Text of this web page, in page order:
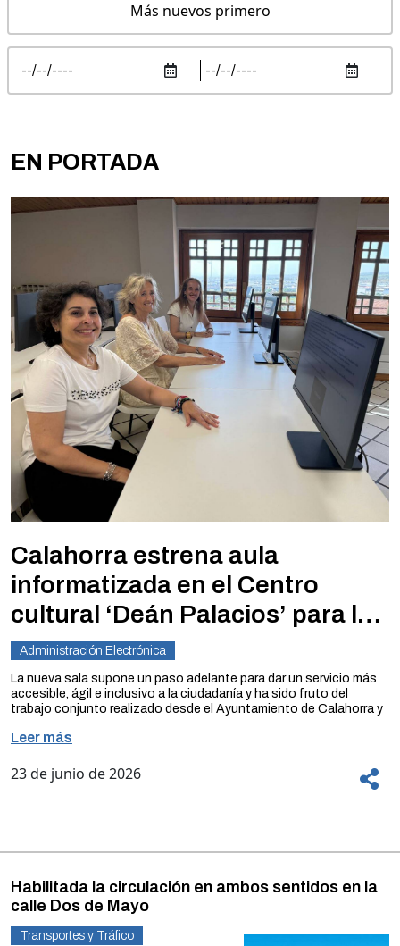
Más nuevos primero
EN PORTADA
Calahorra estrena aula
informatizada en el Centro
cultural ‘Deán Palacios’ para los
exámenes teóricos para obtener
el permiso de conducir
Administración Electrónica
La nueva sala supone un paso adelante para dar un servicio más
accesible, ágil e inclusivo a la ciudadanía y ha sido fruto del
trabajo conjunto realizado desde el Ayuntamiento de Calahorra y
convenio el 6 de octubre de 2025
Cuenta con 12 puestos informatizados, número para el que se ha
tenido en cuenta el número de ciudadanos/as y posibles
puesta en marcha en el Centro Cultural Deán Palacios por parte
del Ayuntamiento de Calahorra y la Jefatura Provincial de Tráfico
La nueva sala ha sido presentada hoy por la alcaldesa de
Leer más
23 de junio de 2026
Habilitada la circulación en ambos sentidos en la
calle Dos de Mayo
Transportes y Tráfico